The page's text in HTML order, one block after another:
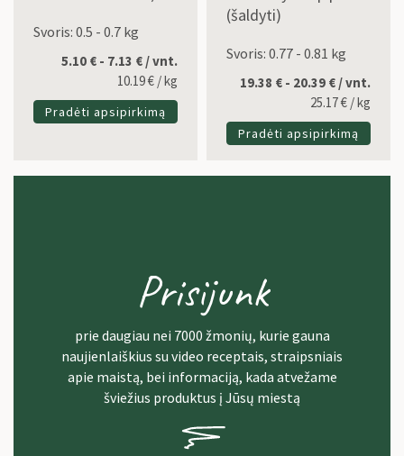
Svoris: 0.5 - 0.7 kg
Pradėti apsipirkimą
5.10 € - 7.13 € / vnt.
10.19€ / kg
(šaldyti)
Svoris: 0.77 - 0.81 kg
Pradėti apsipirkimą
19.38 € - 20.39 € / vnt.
25.17€ / kg
Prisijunk
prie daugiau nei 7000 žmonių, kurie gauna
naujienlaiškius su video receptais, straipsniais
apie maistą, bei informaciją, kada atvežame
šviežius produktus į Jūsų miestą